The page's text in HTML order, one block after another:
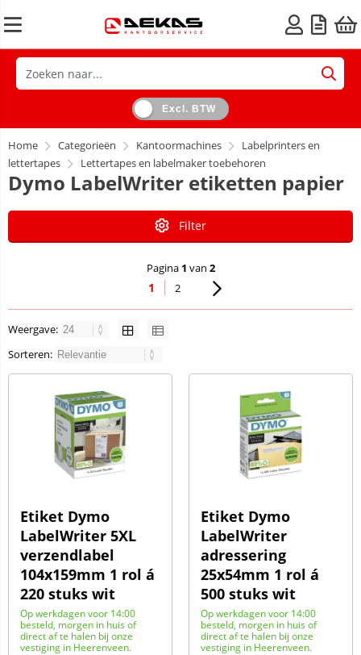
Excl. BTW
Home Categorieën Kantoormachines
Labelprinters en
lettertapes
Lettertapes en labelmaker toebehoren
Dymo LabelWriter etiketten papier
Filter
Pagina 1 van 2
1 2
Weergave:
Sorteren:
Etiket Dymo
LabelWriter 5XL
verzendlabel
104x159mm 1 rol á
220 stuks wit
Op werkdagen voor 14:00
besteld, morgen in huis of
direct af te halen bij onze
vestiging in Heerenveen.
Etiket Dymo
LabelWriter
adressering
25x54mm 1 rol á
500 stuks wit
Op werkdagen voor 14:00
besteld, morgen in huis of
direct af te halen bij onze
vestiging in Heerenveen.